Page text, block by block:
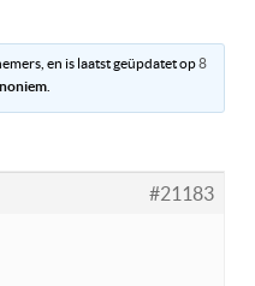
en is laatst geüpdatet op8
#21183